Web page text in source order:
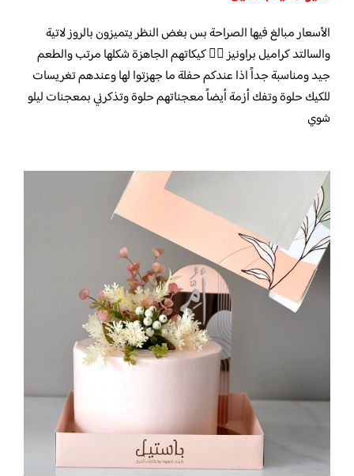
الأسعار مبالغ فيها الصراحة بس بغض النظر يتميزون بالروز لاتية
والسالتد كراميل براونيز 👌🏻 كيكاتهم الجاهزة شكلها مرتب والطعم
جيد ومناسبة جداً اذا عندكم حفلة ما جهزتوا لها وعندهم تغريسات
للكيك حلوة وتفك أزمة أيضاً معجناتهم حلوة وتذكرني بمعجنات ليلو
شوي